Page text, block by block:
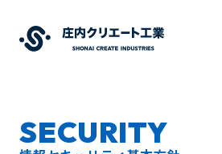
SECURITY